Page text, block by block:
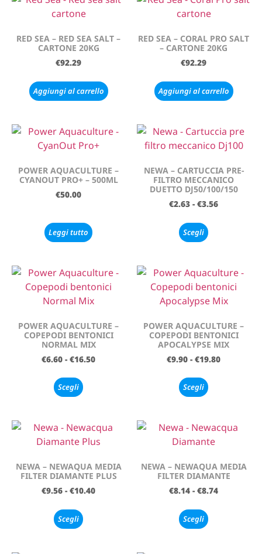
RED SEA – RED SEA SALT –
CARTONE 20KG
€92.29
Aggiungi al carrello
RED SEA – CORAL PRO SALT
– CARTONE 20KG
€92.29
Aggiungi al carrello
POWER AQUACULTURE –
CYANOUT PRO+ – 500ML
€50.00
Leggi tutto
NEWA – CARTUCCIA PRE-
FILTRO MECCANICO
DUETTO DJ50/100/150
€2.63 - €3.56
Scegli
POWER AQUACULTURE –
COPEPODI BENTONICI
NORMAL MIX
€6.60 - €16.50
Scegli
POWER AQUACULTURE –
COPEPODI BENTONICI
APOCALYPSE MIX
€9.90 - €19.80
Scegli
NEWA – NEWAQUA MEDIA
FILTER DIAMANTE PLUS
€9.56 - €10.40
Scegli
NEWA – NEWAQUA MEDIA
FILTER DIAMANTE
€8.14 - €8.74
Scegli